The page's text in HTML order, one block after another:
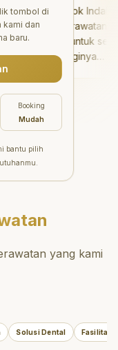
Pondok Indah
perawatan gigi
luar biasa untuk semua
Dokter giginya
ramah, dan
waktu untuk
pasien tentang
gigi dan mulut
baik. Klinik ini terletak di
yang strategis,
nyaman untuk
Sangat
untuk
yang kami
Solusi Dental Fasilitas
tombol di
kami dan
baru.
Booking
Mudah
bantu pilih